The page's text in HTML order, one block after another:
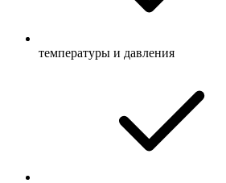
температуры и давления